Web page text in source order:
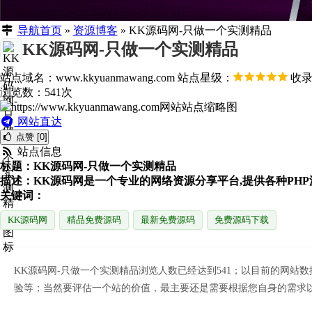
导航首页» 资源博客 » KK源码网-只做一个实测精品
KK源码网-只做一个实测精品
站点域名：www.kkyuanmawang.com 站点星级：
收
浏览数：541次
网站直达
点赞 [0]
站点信息
标题：KK源码网-只做一个实测精品
描述：KK源码网是一个专业的网络资源分享平台,提供各种
关键词：
KK源码网 精品免费源码 最新免费源码 免费源码下载
KK源码网-只做一个实测精品浏览人数已经达到541；以目前的网站
验等；当然要评估一个站的价值，最主要还是需要根据您自身的需